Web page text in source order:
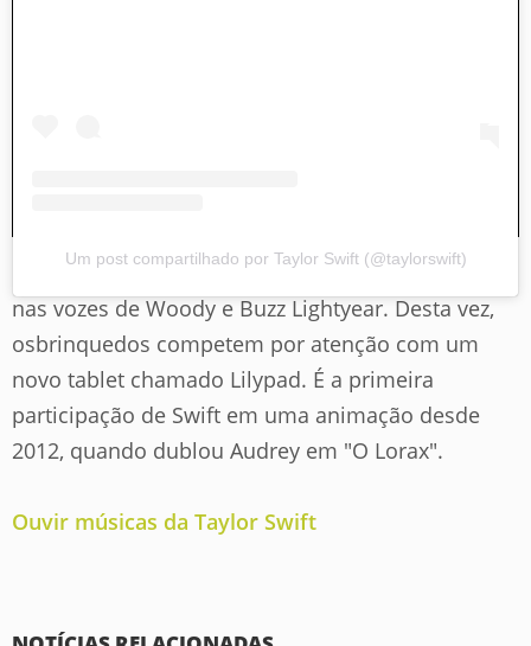
Um post compartilhado por Taylor Swift (@taylorswift)
"Toy Story 5" contará com Tom Hanks e Tim Allen
nas vozes de Woody e Buzz Lightyear. Desta vez,
osbrinquedos competem por atenção com um
novo tablet chamado Lilypad. É a primeira
participação de Swift em uma animação desde
2012, quando dublou Audrey em "O Lorax".
Ouvir músicas da Taylor Swift